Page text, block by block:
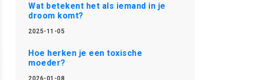
Wat betekent het als iemand in je
droom komt?
2025-11-05
Hoe herken je een toxische
moeder?
2026-01-08